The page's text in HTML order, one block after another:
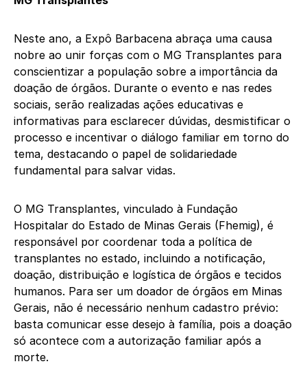
Neste ano, a Expô Barbacena abraça uma causa
nobre ao unir forças com o MG Transplantes para
conscientizar a população sobre a importância da
doação de órgãos. Durante o evento e nas redes
sociais, serão realizadas ações educativas e
informativas para esclarecer dúvidas, desmistificar o
processo e incentivar o diálogo familiar em torno do
tema, destacando o papel de solidariedade
fundamental para salvar vidas.
O MG Transplantes, vinculado à Fundação
Hospitalar do Estado de Minas Gerais (Fhemig), é
responsável por coordenar toda a política de
transplantes no estado, incluindo a notificação,
doação, distribuição e logística de órgãos e tecidos
humanos. Para ser um doador de órgãos em Minas
Gerais, não é necessário nenhum cadastro prévio:
basta comunicar esse desejo à família, pois a doação
só acontece com a autorização familiar após a
morte.